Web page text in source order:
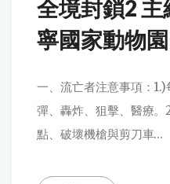
全境封鎖2 主
寧國家動物
一、流亡者注意事項：
彈、轟炸、狙擊、醫療
點、破壞機槍與剪刀車...